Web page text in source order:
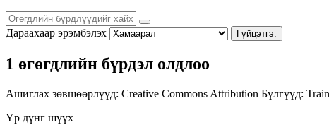
Дараахаар эрэмбэлэх Гүйцэтгэ.
1 өгөгдлийн бүрдэл олдлоо
Ашиглах зөвшөөрлүүд: Creative Commons Attribution Бүлгүүд:
Үр дүнг шүүх